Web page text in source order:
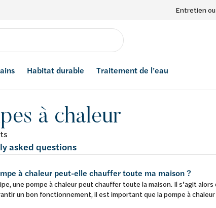
Entretien
Habitat durable Traitement de l’eau
à chaleur
asked questions
à chaleur peut-elle chauffer toute ma maison ?
une pompe à chaleur peut chauffer toute la maison. Il s’agit
un bon fonctionnement, il est important que la pompe à